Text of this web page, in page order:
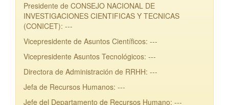
Presidente de CONSEJO NACIONAL DE
INVESTIGACIONES CIENTIFICAS Y TECNICAS
(CONICET): ---
Vicepresidente de Asuntos Científicos: ---
Vicepresidente Asuntos Tecnológicos: ---
Directora de Administración de RRHH: ---
Jefa de Recursos Humanos: ---
Jefe del Departamento de Recursos Humano: ---